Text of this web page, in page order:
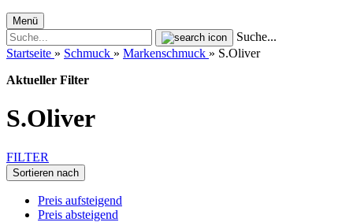
Menü
Suche...
Startseite » Schmuck » Markenschmuck » S.Oliver
Aktueller Filter
S.Oliver
FILTER
Sortieren nach
Preis aufsteigend
Preis absteigend